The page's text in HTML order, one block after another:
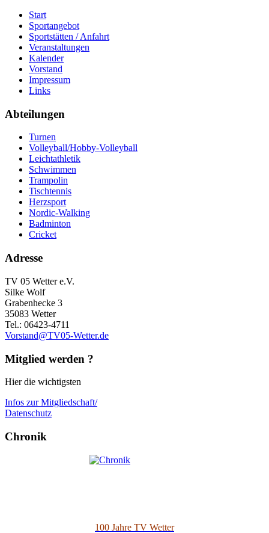
Start
Sportangebot
Sportstätten / Anfahrt
Veranstaltungen
Kalender
Vorstand
Impressum
Links
Abteilungen
Turnen
Volleyball/Hobby-Volleyball
Leichtathletik
Schwimmen
Trampolin
Tischtennis
Herzsport
Nordic-Walking
Badminton
Cricket
Adresse
TV 05 Wetter e.V.
Silke Wolf
Grabenhecke 3
35083 Wetter
Tel.: 06423-4711
Vorstand@TV05-Wetter.de
Mitglied werden ?
Hier die wichtigsten
Infos zur Mitgliedschaft/
Datenschutz
Chronik
100 Jahre TV Wetter